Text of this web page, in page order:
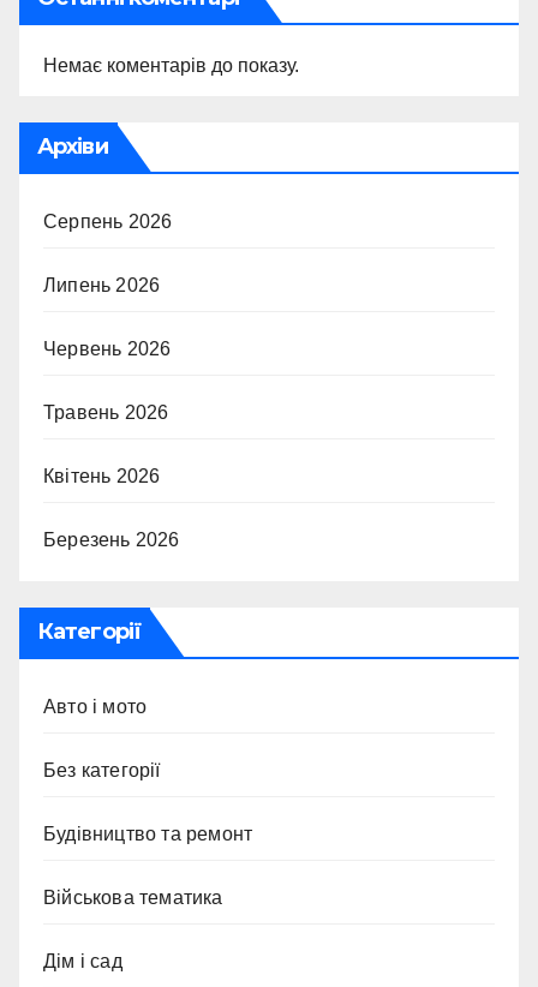
Немає коментарів до показу.
Архіви
Серпень 2026
Липень 2026
Червень 2026
Травень 2026
Квітень 2026
Березень 2026
Категорії
Авто і мото
Без категорії
Будівництво та ремонт
Військова тематика
Дім і сад